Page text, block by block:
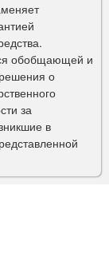
обобщающей и
о
за
в